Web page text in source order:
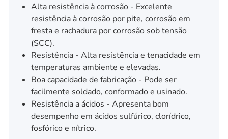
Alta resistência à corrosão - Excelente
resistência à corrosão por pite, corrosão em
fresta e rachadura por corrosão sob tensão
(SCC).
Resistência - Alta resistência e tenacidade em
temperaturas ambiente e elevadas.
Boa capacidade de fabricação - Pode ser
facilmente soldado, conformado e usinado.
Resistência a ácidos - Apresenta bom
desempenho em ácidos sulfúrico, clorídrico,
fosfórico e nítrico.